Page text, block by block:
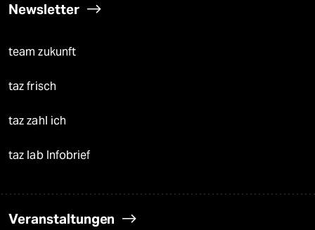
Newsletter
team zukunft
taz frisch
taz zahl ich
taz lab Infobrief
Veranstaltungen